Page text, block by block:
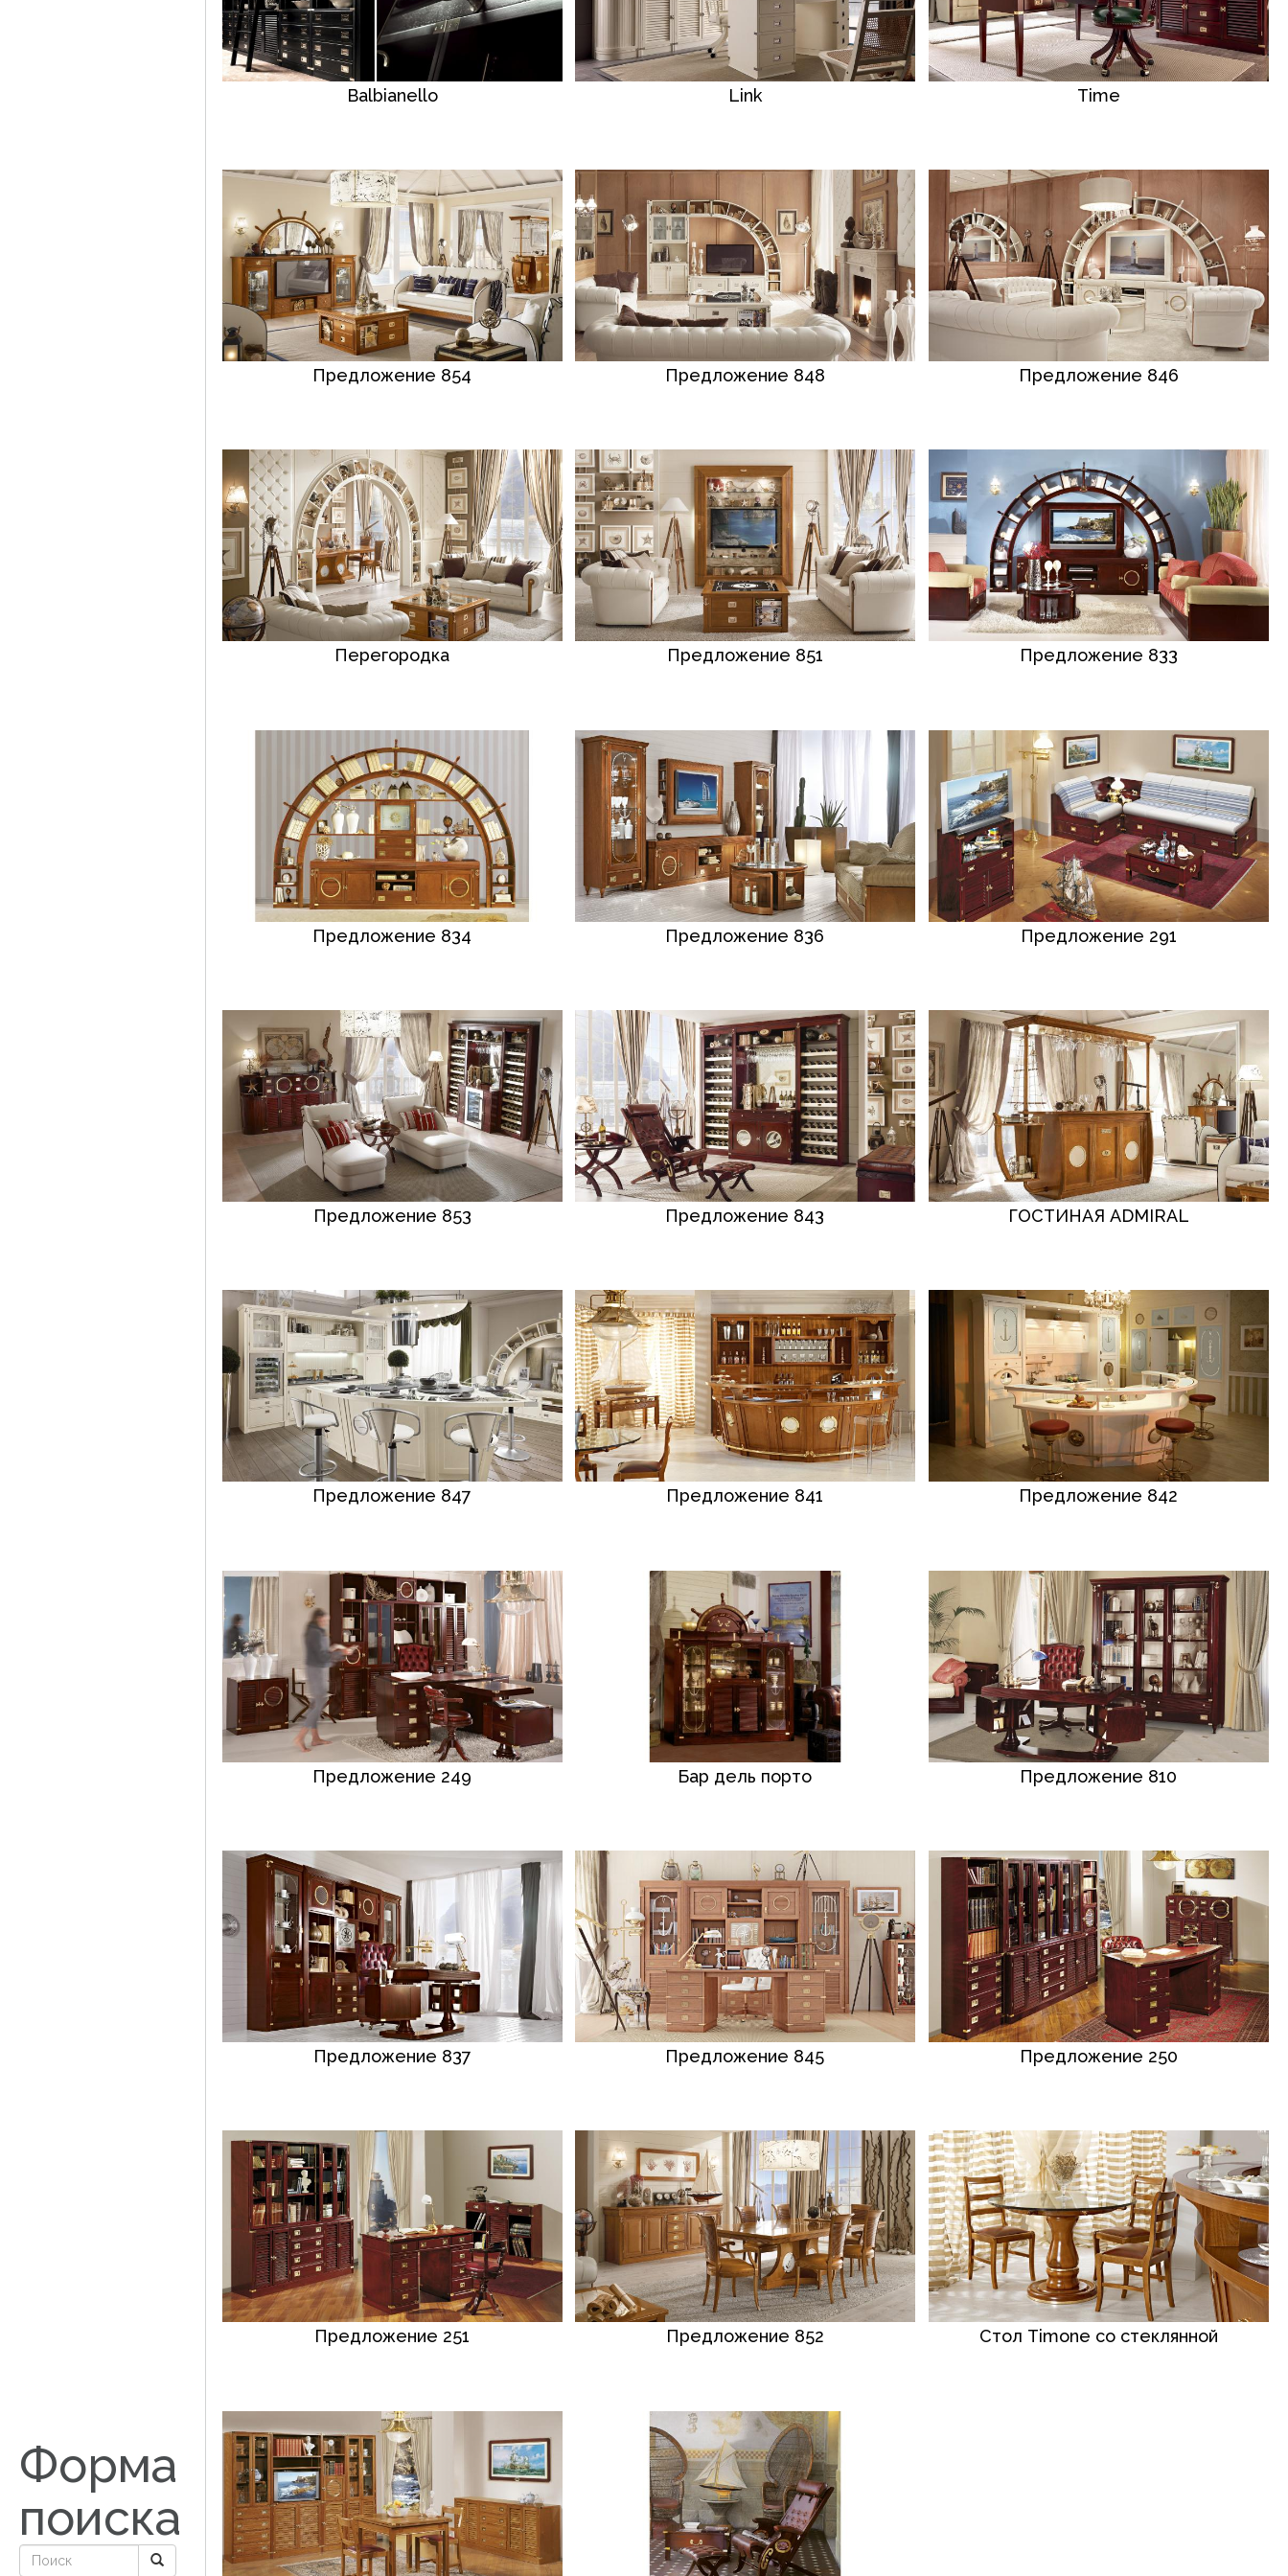
Форма
поиска
Balbianello Link Time
Предложение 854 Предложение 848 Предложение 846
Перегородка Предложение 851 Предложение 833
Предложение 834 Предложение 836 Предложение 291
Предложение 853 Предложение 843 ГОСТИНАЯ ADMIRAL
Предложение 847 Предложение 841 Предложение 842
Предложение 249 Бар дель порто Предложение 810
Предложение 837 Предложение 845 Предложение 250
Предложение 251 Предложение 852 Стол Timone со стеклянной